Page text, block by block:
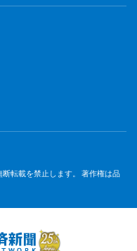
転載を禁止します。 著作権は品